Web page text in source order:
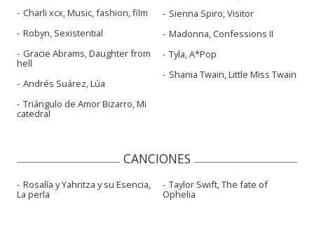
Charli xcx, Music, fashion, film
Robyn, Sexistential
Gracie Abrams, Daughter from
hell
Andrés Suárez, Lúa
Triángulo de Amor Bizarro, Mi
catedral
Sienna Spiro, Visitor
Madonna, Confessions II
Tyla, A*Pop
Shania Twain, Little Miss Twain
CANCIONES
Rosalía y Yahritza y su Esencia,
La perla
Taylor Swift, The fate of
Ophelia